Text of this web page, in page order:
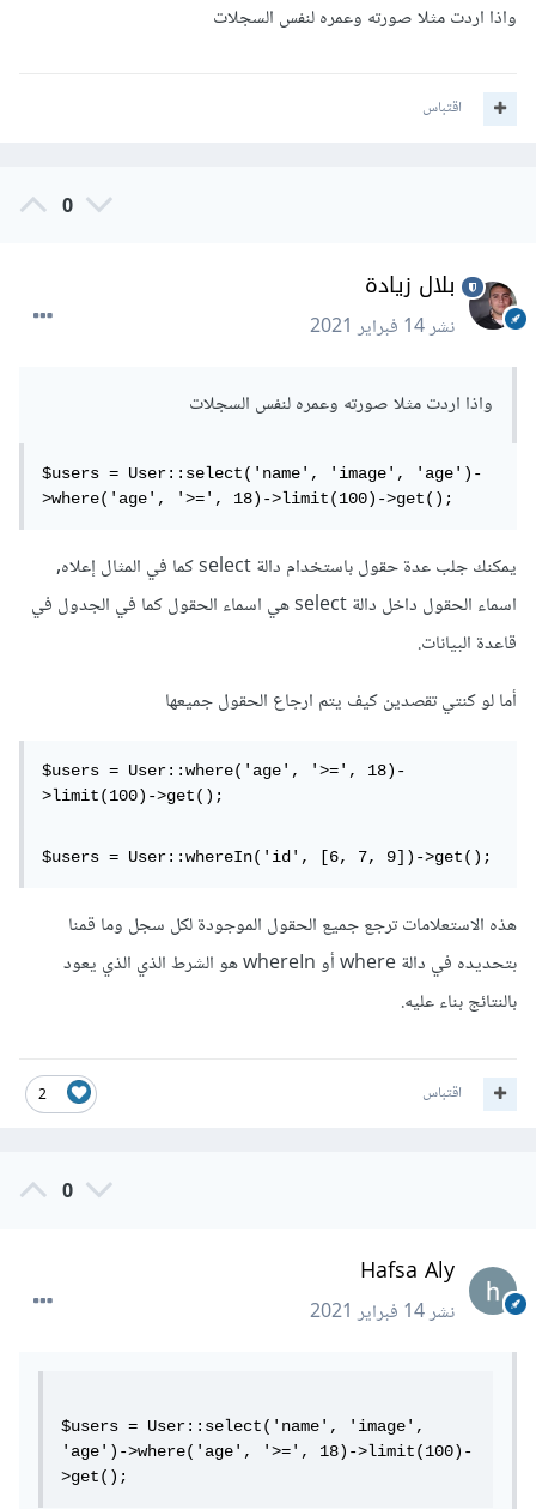
هنا مثال آخر لجلب كل السجلات الخاصة بالمستخدمين الذين لديهم
سجل فقط
$users
واذا اردت مثلا صورته وعمره لنفس السجلات
اقتباس
0
بلال زيادة
نشر14 فبراير 2021
واذا اردت مثلا صورته وعمره لنفس السجلات
$users = User::select('name', 'image', 'age')-
>where('age', '>=', 18)->limit(100)->get();
يمكنك جلب عدة حقول باستخدام دالة select كما في المثال إعلاه,
اسماء الحقول داخل دالة select هي اسماء الحقول كما في الجدول في
قاعدة البيانات.
أما لو كنتي تقصدين كيف يتم ارجاع الحقول جميعها
$users = User::where('age', '>=', 18)-
>limit(100)->get();
$users = User::whereIn('id', [6, 7, 9])->get();
هذه الاستعلامات ترجع جميع الحقول الموجودة لكل سجل وما قمنا
بتحديده في دالة where أو whereIn هو الشرط الذي الذي يعود
بالنتائج بناء عليه.
2 اقتباس
0
Hafsa Aly
نشر14 فبراير 2021
$users = User::select('name', 'image',
'age')->where('age', '>=', 18)->limit(100)-
>get();